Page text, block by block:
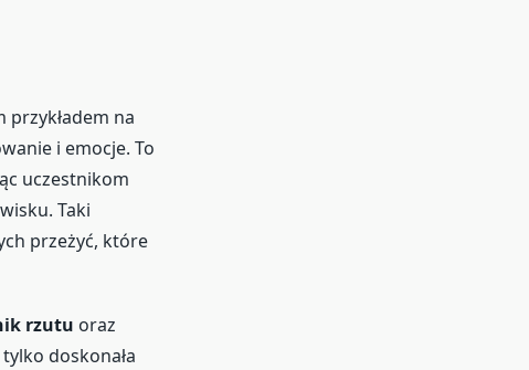
przykładem na
i emocje. To
uczestnikom
Taki
przeżyć, które
rzutu oraz
doskonała